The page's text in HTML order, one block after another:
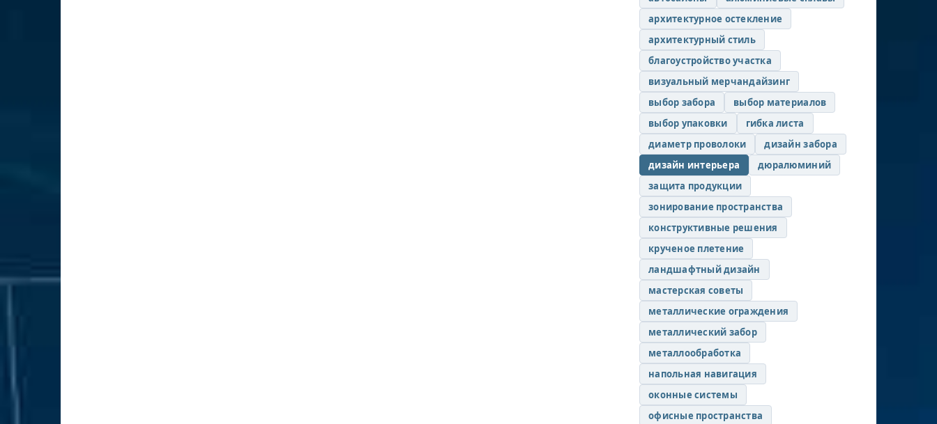
архитектурное остекление
архитектурный стиль
благоустройство участка
визуальный мерчандайзинг
выбор забора
выбор материалов
выбор упаковки
гибка листа
диаметр проволоки
дизайн забора
дизайн интерьера
дюралюминий
защита продукции
зонирование пространства
конструктивные решения
крученое плетение
ландшафтный дизайн
мастерская советы
металлические ограждения
металлический забор
металлообработка
напольная навигация
оконные системы
офисные пространства